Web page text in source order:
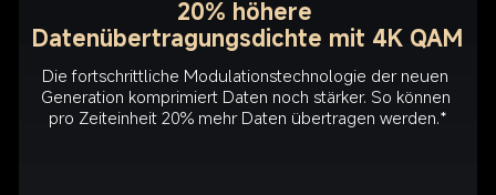
20% höhere
Datenübertragungsdichte mit 4K QAM
Die fortschrittliche Modulationstechnologie der neuen
Generation komprimiert Daten noch stärker. So können
pro Zeiteinheit 20% mehr Daten übertragen werden.*